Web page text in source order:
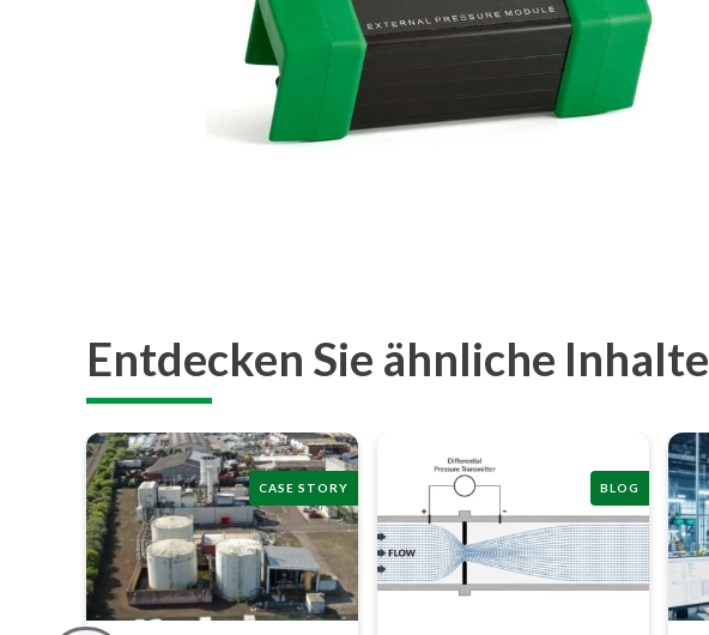
Entdecken Sie ähnliche Inhalte
CASE STORY BLOG